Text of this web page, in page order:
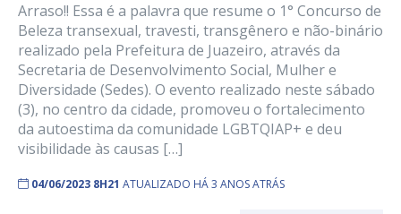
Arraso!! Essa é a palavra que resume o 1° Concurso de
Beleza transexual, travesti, transgênero e não-binário
realizado pela Prefeitura de Juazeiro, através da
Secretaria de Desenvolvimento Social, Mulher e
Diversidade (Sedes). O evento realizado neste sábado
(3), no centro da cidade, promoveu o fortalecimento
da autoestima da comunidade LGBTQIAP+ e deu
visibilidade às causas […]
04/06/2023 8H21 ATUALIZADO HÁ 3 ANOS ATRÁS